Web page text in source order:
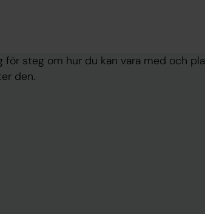
för steg om hur du kan vara med och
den.